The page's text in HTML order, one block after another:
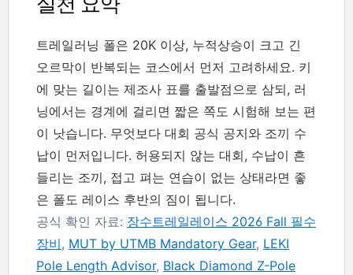
트레일러닝 폴은 20K 이상, 누적상승이 크고 긴
오르막이 반복되는 코스에서 먼저 고려하세요. 키
에 맞는 길이는 제조사 표를 출발점으로 삼되, 러
닝에서는 경계에 걸리면 짧은 쪽도 시험해 보는 편
이 낫습니다. 무엇보다 대회 공식 공지와 조끼 수
납이 먼저입니다. 허용되지 않는 대회, 수납이 흔
들리는 조끼, 접고 펴는 연습이 없는 상태라면 좋
은 폴도 레이스 후반의 짐이 됩니다.
공식 확인 자료: 장수트레일레이스 2026 Fall 필수
장비, MUT by UTMB Mandatory Gear, LEKI
Pole Length Advisor, Black Diamond Z-Pole